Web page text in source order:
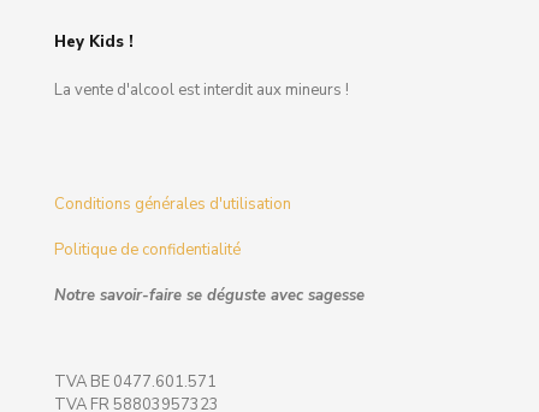
Hey Kids !
La vente d'alcool est interdit aux mineurs !
Conditions générales d'utilisation
Politique de confidentialité
Notre savoir-faire se déguste avec sagesse
TVA BE 0477.601.571
TVA FR 58803957323